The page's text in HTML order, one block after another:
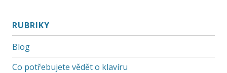
RUBRIKY
Blog
Co potřebujete vědět o klavíru